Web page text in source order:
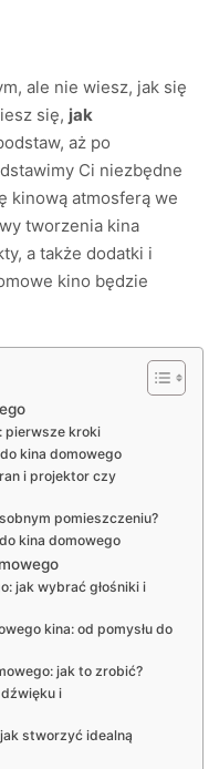
ale nie wiesz, jak się
się, jak
aż po
Ci niezbędne
kinową atmosferą we
tworzenia kina
a także dodatki i
kino będzie
pierwsze kroki
kina domowego
i projektor czy
pomieszczeniu?
kina domowego
jak wybrać głośniki i
kina: od pomysłu do
jak to zrobić?
i
stworzyć idealną